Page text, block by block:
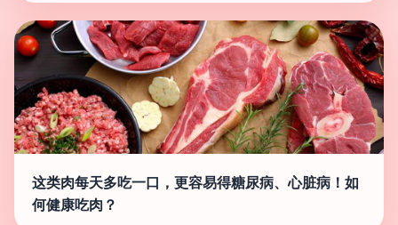
这类肉每天多吃一口，更容易得糖尿病、心脏病！如
何健康吃肉？